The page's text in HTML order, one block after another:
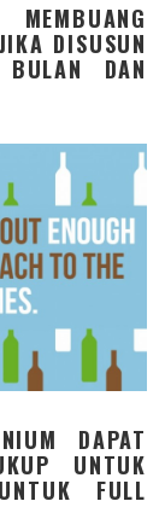
DISUSUN
DAN
DAPAT
UNTUK
FULL